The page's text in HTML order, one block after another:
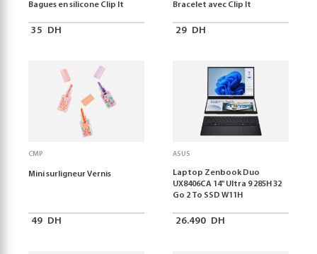
Bagues en silicone Clip It
35 DH
Bracelet avec Clip It
29 DH
CMP
Mini surligneur Vernis
49 DH
ASUS
Laptop Zenbook Duo
UX8406CA 14'' Ultra 9 285H 32
Go 2 To SSD W11H
26.490 DH